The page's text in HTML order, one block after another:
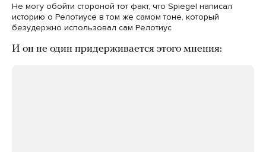
Не могу обойти стороной тот факт, что Spiegel написал
историю о Релотиусе в том же самом тоне, который
безудержно использовал сам Релотиус
И он не один придерживается этого мнения: